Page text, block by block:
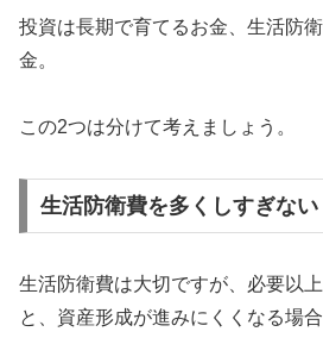
投資は長期で育てるお金、生活防
金。
この2つは分けて考えましょう。
生活防衛費を多くしすぎない
生活防衛費は大切ですが、必要以
と、資産形成が進みにくくなる場合